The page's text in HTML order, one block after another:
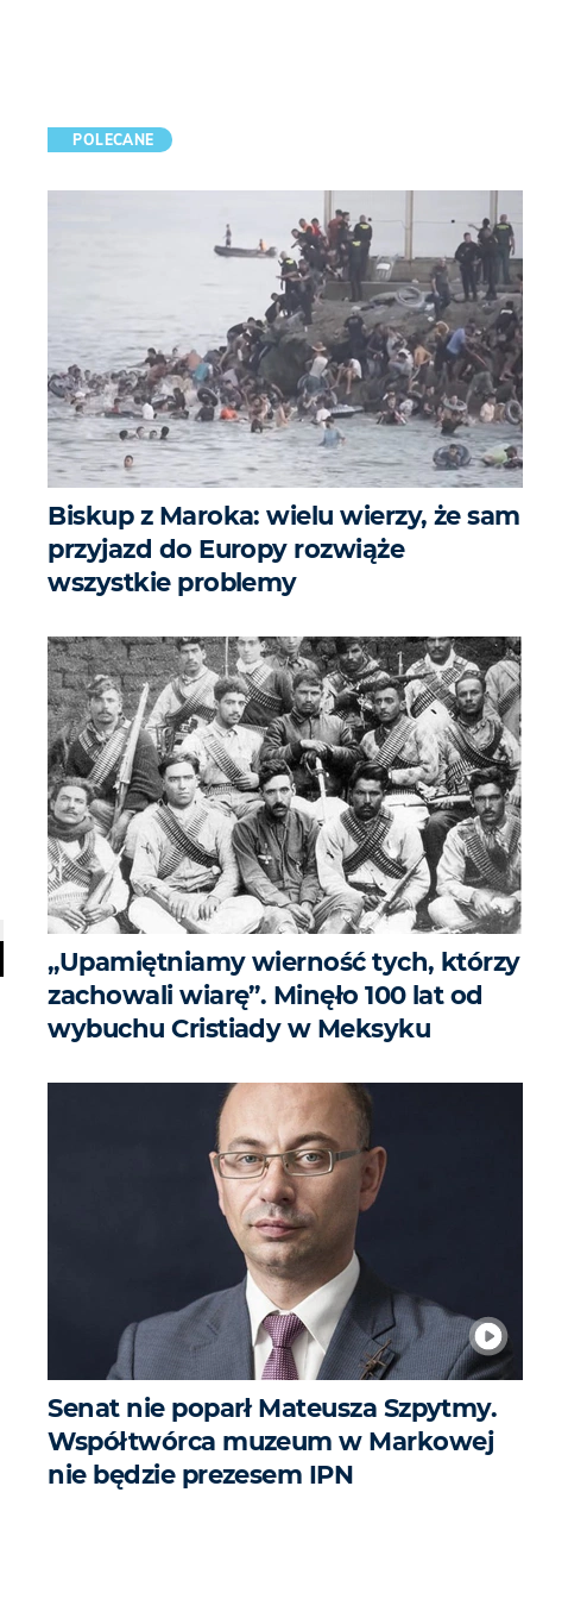
POLECANE
Biskup z Maroka: wielu wierzy, że sam
przyjazd do Europy rozwiąże
wszystkie problemy
„Upamiętniamy wierność tych, którzy
zachowali wiarę”. Minęło 100 lat od
wybuchu Cristiady w Meksyku
Senat nie poparł Mateusza Szpytmy.
Współtwórca muzeum w Markowej
nie będzie prezesem IPN